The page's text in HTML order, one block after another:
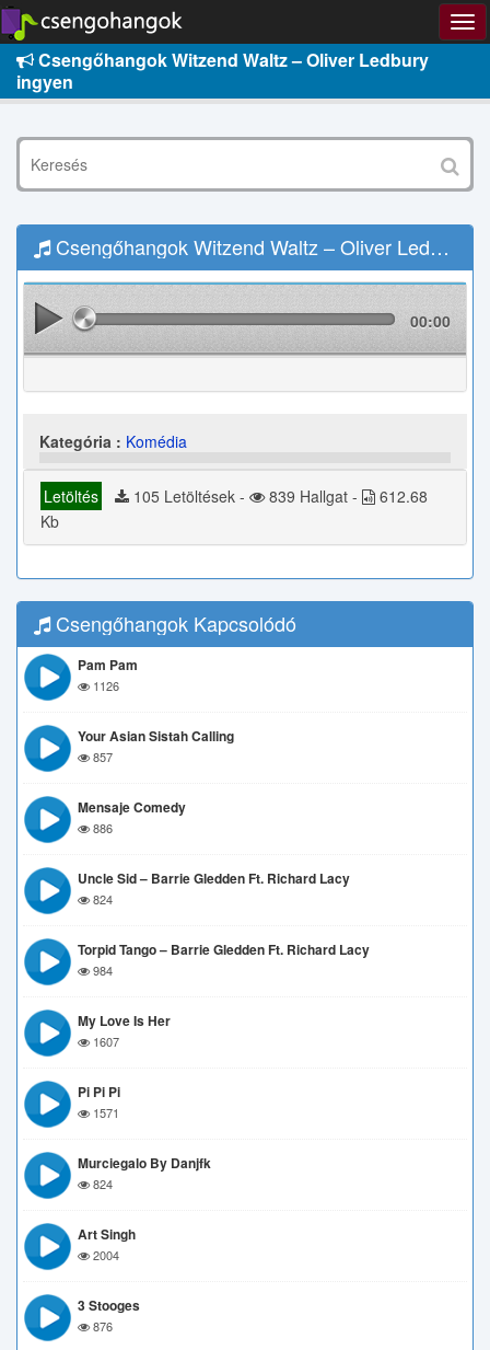
Csengőhangok Witzend Waltz – Oliver Ledbury
ingyen
Csengőhangok Witzend Waltz – Oliver Ledbury Letöltés
00:00
Kategória : Komédia
Letöltés 105 Letöltések - 839 Hallgat -
612.68
Kb
Csengőhangok Kapcsolódó
Pam Pam
1126
Your Asian Sistah Calling
857
Mensaje Comedy
886
Uncle Sid – Barrie Gledden Ft. Richard Lacy
824
Torpid Tango – Barrie Gledden Ft. Richard Lacy
984
My Love Is Her
1607
Pi Pi Pi
1571
Murciegalo By Danjfk
824
Art Singh
2004
3 Stooges
876